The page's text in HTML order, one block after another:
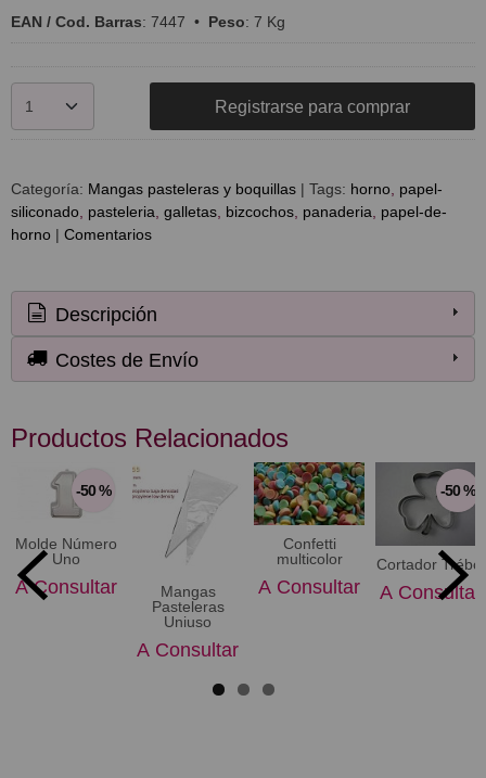
EAN / Cod. Barras: 7447 • Peso: 7 Kg
Registrarse para comprar
Categoría: Mangas pasteleras y boquillas | Tags: horno papel-
siliconado pasteleria galletas bizcochos panaderia
papel-de-
horno | Comentarios
Descripción
Costes de Envío
Productos Relacionados
-50 %
Molde Número
Uno
A Consultar
Mangas
Pasteleras
Uniuso
A Consultar
Confetti
multicolor
A Consultar
-50 %
Cortador Trébol
A Consultar